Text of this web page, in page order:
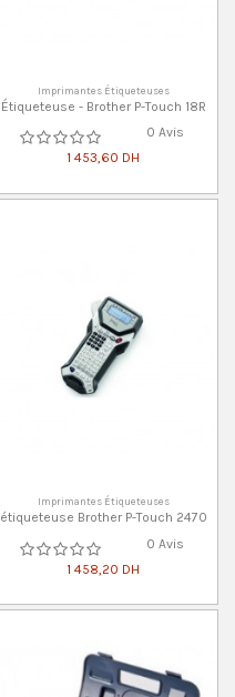
Imprimantes Étiqueteuses
Étiqueteuse - Brother P-Touch 18R
0 Avis
1 453,60 DH
Imprimantes Étiqueteuses
étiqueteuse Brother P-Touch 2470
0 Avis
1 458,20 DH